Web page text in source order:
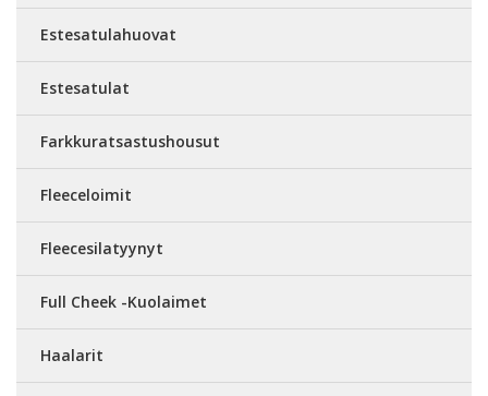
Estesatulahuovat
Estesatulat
Farkkuratsastushousut
Fleeceloimit
Fleecesilatyynyt
Full Cheek -Kuolaimet
Haalarit